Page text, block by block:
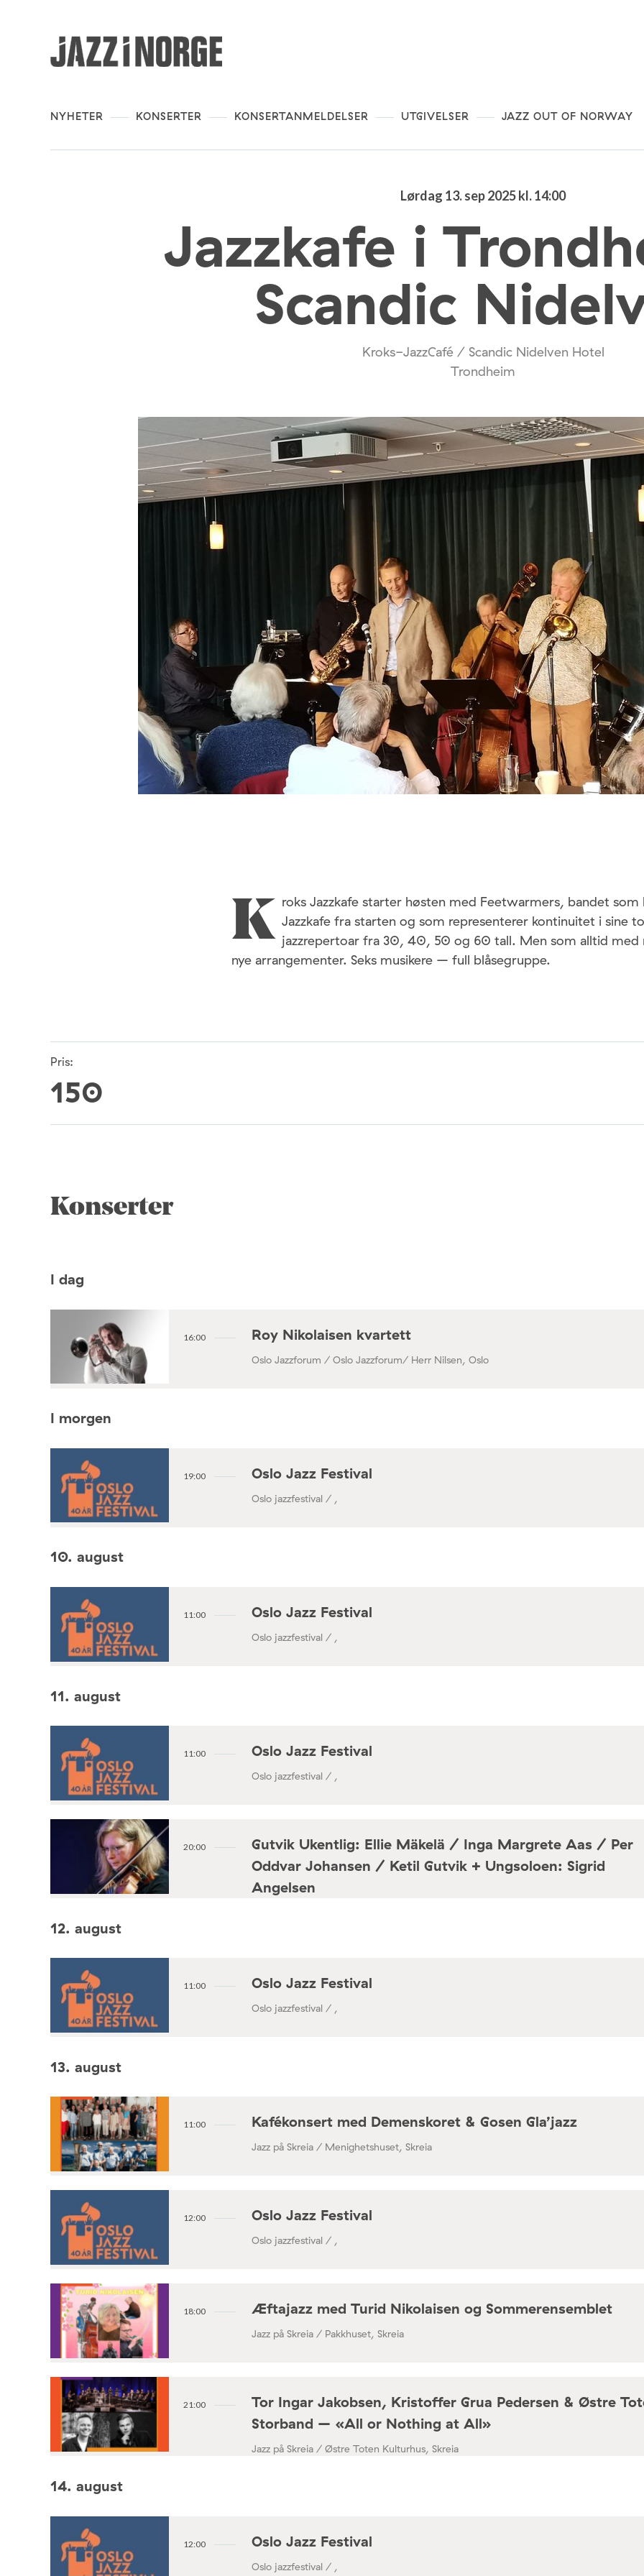
NYHETER KONSERTER KONSERTANMELDELSER UTGIVELSER JAZZ OUT OF NORWAY
Lørdag 13. sep 2025 kl. 14:00
Jazzkafe i
Scandic
Kroks-JazzCafé / Scandic Nidelven Hotel
Trondheim
K roks Jazzkafe starter høsten med Feetwarmers, bandet
Jazzkafe fra starten og som representerer kontinuitet i sine
jazzrepertoar fra 30, 40, 50 og 60 tall. Men som alltid med
nye arrangementer. Seks musikere – full blåsegruppe.
Pris:
150
Konserter
I dag
16:00 Roy Nikolaisen kvartett
Oslo Jazzforum / Oslo Jazzforum/ Herr Nilsen, Oslo
I morgen
19:00 Oslo Jazz Festival
Oslo jazzfestival / ,
10. august
11:00 Oslo Jazz Festival
Oslo jazzfestival / ,
11. august
11:00 Oslo Jazz Festival
Oslo jazzfestival / ,
20:00
Gutvik Ukentlig: Ellie Mäkelä / Inga Margrete Aas / Per
Oddvar Johansen / Ketil Gutvik + Ungsoloen: Sigrid
Angelsen
12. august
11:00 Oslo Jazz Festival
Oslo jazzfestival / ,
13. august
11:00 Kafékonsert med Demenskoret & Gosen Gla’jazz
Jazz på Skreia / Menighetshuset, Skreia
12:00 Oslo Jazz Festival
Oslo jazzfestival / ,
18:00 Æftajazz med Turid Nikolaisen og Sommerensemblet
Jazz på Skreia / Pakkhuset, Skreia
21:00
Tor Ingar Jakobsen, Kristoffer Grua Pedersen & Østre
Storband – «All or Nothing at All»
Jazz på Skreia / Østre Toten Kulturhus, Skreia
14. august
12:00 Oslo Jazz Festival
Oslo jazzfestival / ,